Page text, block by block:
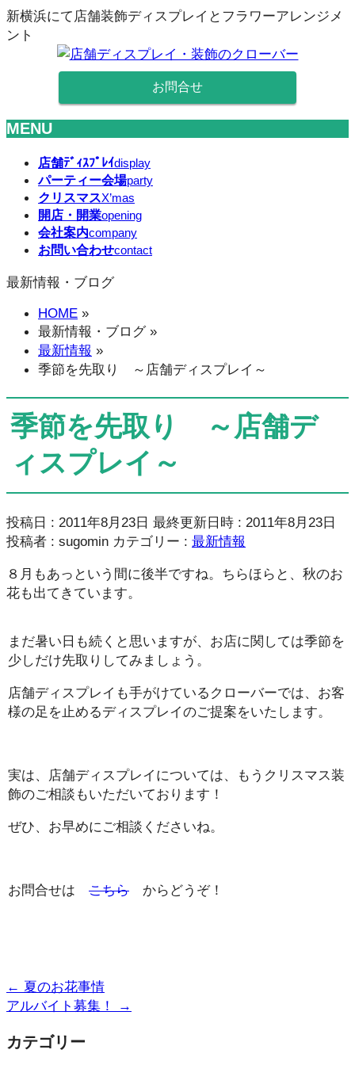
新横浜にて店舗装飾ディスプレイとフラワーアレンジメ
ント
お問合せ
MENU
ば
店舗ﾃﾞｨｽﾌﾟﾚｲdisplay
パーティー会場party
クリスマスX’mas
開店・開業opening
会社案内company
お問い合わせcontact
最新情報・ブログ
HOME »
最新情報・ブログ»
最新情報 »
季節を先取り ～店舗ディスプレイ～
季節を先取り ～店舗デ
ィスプレイ～
投稿日 : 2011年8月23日 最終更新日時 : 2011年8月23日
投稿者 : sugomin カテゴリー : 最新情報
８月もあっという間に後半ですね。ちらほらと、秋のお
花も出てきています。
まだ暑い日も続くと思いますが、お店に関しては季節を
少しだけ先取りしてみましょう。
店舗ディスプレイも手がけているクローバーでは、お客
様の足を止めるディスプレイのご提案をいたします。
実は、店舗ディスプレイについては、もうクリスマス装
飾のご相談もいただいております！
ぜひ、お早めにご相談くださいね。
お問合せは こちら からどうぞ！
← 夏のお花事情
アルバイト募集！
→
カテゴリー